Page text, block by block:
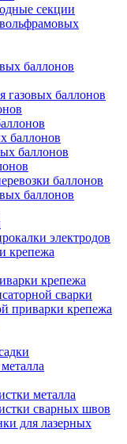
секции
баллонов
газовых баллонов
баллонов
баллонов
баллонов
баллонов
электродов
крепежа
крепежа
сварки
приварки крепежа
металла
сварных швов
для лазерных